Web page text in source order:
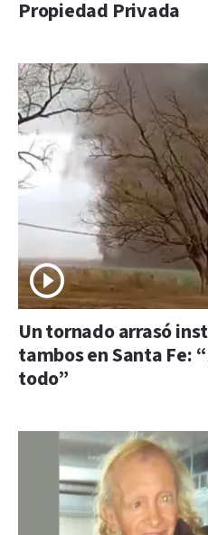
Propiedad Privada
Un tornado arrasó
tambos en Santa Fe:
todo”